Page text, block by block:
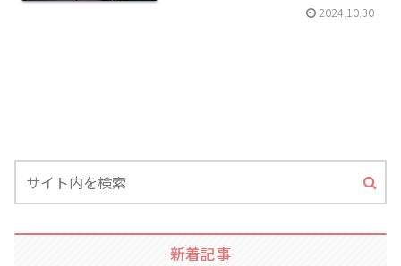
2024.10.30
新着記事